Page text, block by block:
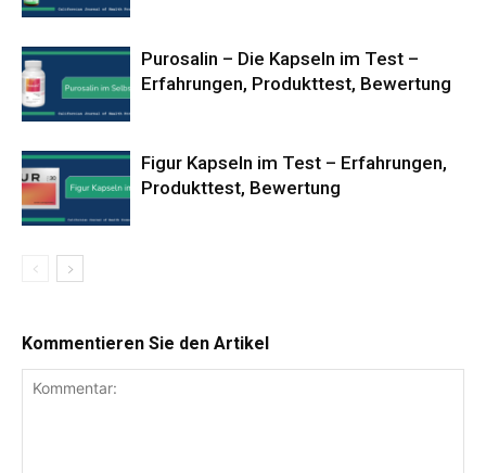
Purosalin – Die Kapseln im Test –
Erfahrungen, Produkttest, Bewertung
Figur Kapseln im Test – Erfahrungen,
Produkttest, Bewertung
Kommentieren Sie den Artikel